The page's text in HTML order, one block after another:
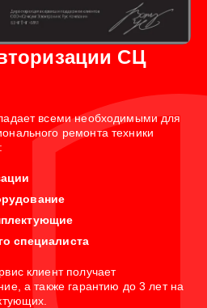
СЦ
всеми необходимыми для
ремонта техники
специалиста
клиент получает
а также гарантию до 3 лет на